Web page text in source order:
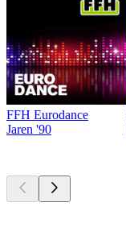
FFH Eurodance
Jaren '90